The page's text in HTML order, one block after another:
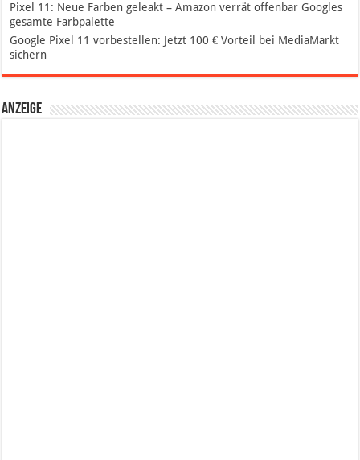
Pixel 11: Neue Farben geleakt – Amazon verrät offenbar Googles
gesamte Farbpalette
Google Pixel 11 vorbestellen: Jetzt 100 € Vorteil bei MediaMarkt
sichern
Anzeige